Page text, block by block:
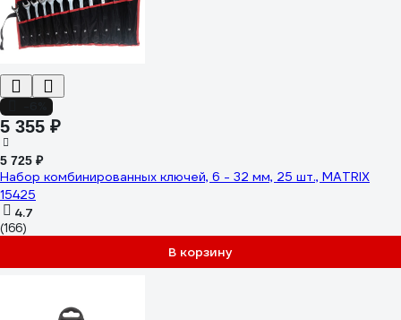
5 355 ₽
5 725 ₽
Набор комбинированных ключей, 6 - 32 мм, 25 шт., MATRIX
15425
4.7
(166)
В корзину